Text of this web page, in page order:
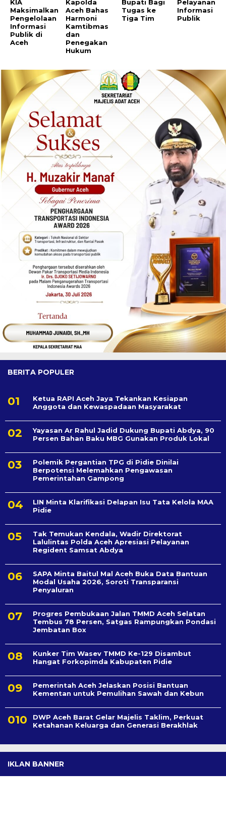
KIA
Maksimalkan
Pengelolaan
Informasi
Publik di
Aceh
Kapolda
Aceh Bahas
Harmoni
Kamtibmas
dan
Penegakan
Hukum
Bupati Bagi
Tugas ke
Tiga Tim
Pelayanan
Informasi
Publik
BERITA POPULER
Ketua RAPI Aceh Jaya Tekankan Kesiapan
Anggota dan Kewaspadaan Masyarakat
Yayasan Ar Rahul Jadid Dukung Bupati Abdya, 90
Persen Bahan Baku MBG Gunakan Produk Lokal
Polemik Pergantian TPG di Pidie Dinilai
Berpotensi Melemahkan Pengawasan
Pemerintahan Gampong
LIN Minta Klarifikasi Delapan Isu Tata Kelola MAA
Pidie
Tak Temukan Kendala, Wadir Direktorat
Lalulintas Polda Aceh Apresiasi Pelayanan
Regident Samsat Abdya
SAPA Minta Baitul Mal Aceh Buka Data Bantuan
Modal Usaha 2026, Soroti Transparansi
Penyaluran
Progres Pembukaan Jalan TMMD Aceh Selatan
Tembus 78 Persen, Satgas Rampungkan Pondasi
Jembatan Box
Kunker Tim Wasev TMMD Ke-129 Disambut
Hangat Forkopimda Kabupaten Pidie
Pemerintah Aceh Jelaskan Posisi Bantuan
Kementan untuk Pemulihan Sawah dan Kebun
DWP Aceh Barat Gelar Majelis Taklim, Perkuat
Ketahanan Keluarga dan Generasi Berakhlak
IKLAN BANNER